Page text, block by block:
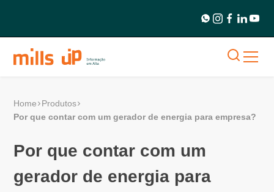
Home
Produtos
Por que contar com um gerador de energia para empresa?
Por que contar com um
gerador de energia para